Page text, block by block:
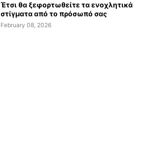
Έτσι θα ξεφορτωθείτε τα ενοχλητικά
στίγματα από το πρόσωπό σας
February 08, 2026